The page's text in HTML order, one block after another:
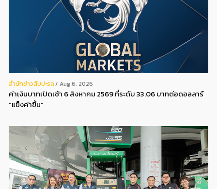
สํานักข่าวสับปะรด Aug 6, 2026
ค่าเงินบาทเปิดเช้า 6 สิงหาคม 2569 ที่ระดับ 33.06 บาทต่อดอลลาร์
“แข็งค่าขึ้น”